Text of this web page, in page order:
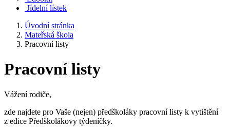
Jídelní lístek
Úvodní stránka
Mateřská škola
Pracovní listy
Pracovní listy
Vážení rodiče,
zde najdete pro Vaše (nejen) předškoláky pracovní listy k vytištění
z edice Předškolákovy týdeníčky.